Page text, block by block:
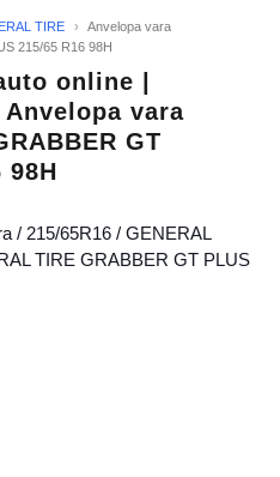
TIRE ›
Anvelopa vara
215/65 R16 98H
online |
Anvelopa vara
GT
98H
/ 215/65R16 / GENERAL
TIRE GRABBER GT PLUS